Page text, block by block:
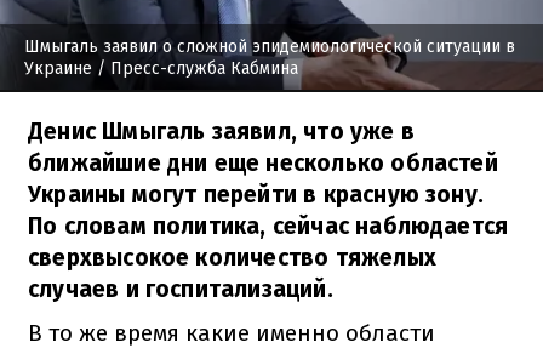
Шмыгаль заявил о сложной эпидемиологической ситуации в
Украине / Пресс-служба Кабмина
Денис Шмыгаль заявил, что уже в
ближайшие дни еще несколько областей
Украины могут перейти в красную зону.
По словам политика, сейчас наблюдается
сверхвысокое количество тяжелых
случаев и госпитализаций.
В то же время какие именно области